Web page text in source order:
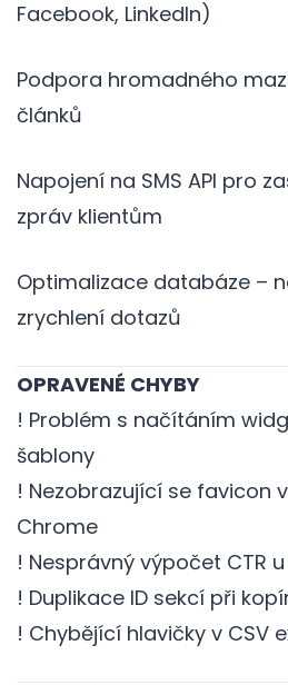
Facebook, LinkedIn)
Podpora hromadného
článků
Napojení na SMS API pro
zpráv klientům
Optimalizace databáze –
zrychlení dotazů
OPRAVENÉ CHYBY
! Problém s načítáním
šablony
! Nezobrazující se favicon
Chrome
! Nesprávný výpočet CTR
! Duplikace ID sekcí při
! Chybějící hlavičky v CSV